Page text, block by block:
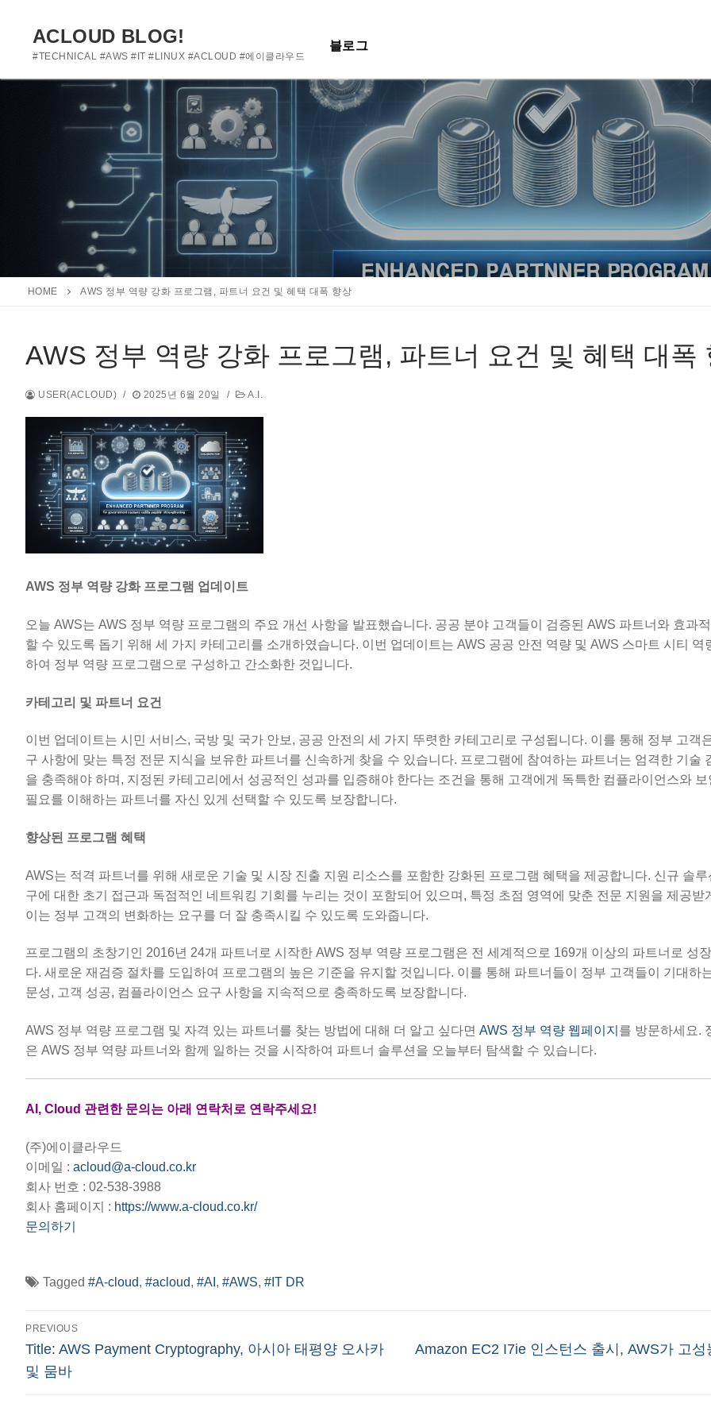
ACLOUD BLOG!
#TECHNICAL #AWS #IT #LINUX #ACLOUD #에이클라우드
블로그
HOME AWS 정부 역량 강화 프로그램, 파트너 요건 및 혜택 대폭 향상
AWS 정부 역량 강화 프로그램, 파트너 요건 및 혜택 대폭
USER(ACLOUD) / 2025년 6월 20일 / A.I.
AWS 정부 역량 강화 프로그램 업데이트
오늘 AWS는 AWS 정부 역량 프로그램의 주요 개선 사항을 발표했습니다. 공공 분야 고객들이 검증된 AWS 파트너와 효과
할 수 있도록 돕기 위해 세 가지 카테고리를 소개하였습니다. 이번 업데이트는 AWS 공공 안전 역량 및 AWS 스마트 시티 역
하여 정부 역량 프로그램으로 구성하고 간소화한 것입니다.
카테고리 및 파트너 요건
이번 업데이트는 시민 서비스, 국방 및 국가 안보, 공공 안전의 세 가지 뚜렷한 카테고리로 구성됩니다. 이를 통해 정부 고객
구 사항에 맞는 특정 전문 지식을 보유한 파트너를 신속하게 찾을 수 있습니다. 프로그램에 참여하는 파트너는 엄격한 기술
을 충족해야 하며, 지정된 카테고리에서 성공적인 성과를 입증해야 한다는 조건을 통해 고객에게 독특한 컴플라이언스와 보
필요를 이해하는 파트너를 자신 있게 선택할 수 있도록 보장합니다.
향상된 프로그램 혜택
AWS는 적격 파트너를 위해 새로운 기술 및 시장 진출 지원 리소스를 포함한 강화된 프로그램 혜택을 제공합니다. 신규 솔
구에 대한 초기 접근과 독점적인 네트워킹 기회를 누리는 것이 포함되어 있으며, 특정 초점 영역에 맞춘 전문 지원을 제공받
이는 정부 고객의 변화하는 요구를 더 잘 충족시킬 수 있도록 도와줍니다.
프로그램의 초창기인 2016년 24개 파트너로 시작한 AWS 정부 역량 프로그램은 전 세계적으로 169개 이상의 파트너로 성
다. 새로운 재검증 절차를 도입하여 프로그램의 높은 기준을 유지할 것입니다. 이를 통해 파트너들이 정부 고객들이 기대하
문성, 고객 성공, 컴플라이언스 요구 사항을 지속적으로 충족하도록 보장합니다.
AWS 정부 역량 프로그램 및 자격 있는 파트너를 찾는 방법에 대해 더 알고 싶다면 AWS 정부 역량 웹페이지 를 방문하세요.
은 AWS 정부 역량 파트너와 함께 일하는 것을 시작하여 파트너 솔루션을 오늘부터 탐색할 수 있습니다.
AI, Cloud 관련한 문의는 아래 연락처로 연락주세요!
(주)에이클라우드
이메일 : acloud@a-cloud.co.kr
회사 번호 : 02-538-3988
회사 홈페이지 : https://www.a-cloud.co.kr/
문의하기
Tagged #A-cloud, #acloud, #AI , #AWS, #IT DR
글
탐
색
PREVIOUS
Previous
post:
Title: AWS Payment Cryptography, 아시아 태평양 오사카
및 뭄바
Next
Amazon EC2 I7ie 인스턴스 출시, AWS가 고성